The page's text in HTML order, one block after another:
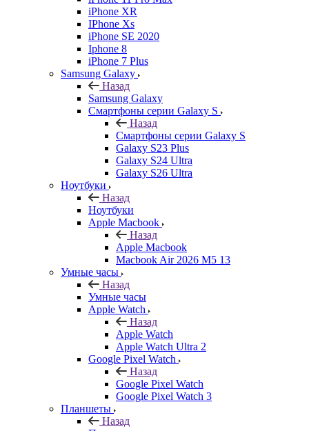
iPhone XR
IPhone Xs
iPhone SE 2020
Iphone 8
iPhone 7 Plus
Samsung Galaxy
Назад
Samsung Galaxy
Смартфоны серии Galaxy S
Назад
Смартфоны серии Galaxy S
Galaxy S23 Plus
Galaxy S24 Ultra
Galaxy S26 Ultra
Ноутбуки
Назад
Ноутбуки
Apple Macbook
Назад
Apple Macbook
Macbook Air 2026 M5 13
Умные часы
Назад
Умные часы
Apple Watch
Назад
Apple Watch
Apple Watch Ultra 2
Google Pixel Watch
Назад
Google Pixel Watch
Google Pixel Watch 3
Планшеты
Назад